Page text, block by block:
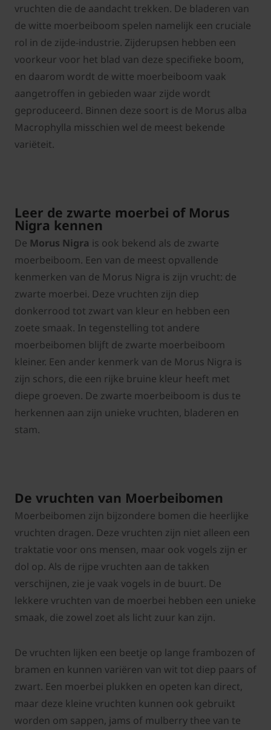
vruchten die de aandacht trekken. De bladeren van
de witte moerbeiboom spelen namelijk een cruciale
rol in de zijde-industrie. Zijderupsen hebben een
voorkeur voor het blad van deze specifieke boom,
en daarom wordt de witte moerbeiboom vaak
aangetroffen in gebieden waar zijde wordt
geproduceerd. Binnen deze soort is de Morus alba
Macrophylla misschien wel de meest bekende
variëteit.
Leer de zwarte moerbei of Morus
Nigra kennen
De Morus Nigra is ook bekend als de zwarte
moerbeiboom. Een van de meest opvallende
kenmerken van de Morus Nigra is zijn vrucht: de
zwarte moerbei. Deze vruchten zijn diep
donkerrood tot zwart van kleur en hebben een
zoete smaak. In tegenstelling tot andere
moerbeibomen blijft de zwarte moerbeiboom
kleiner. Een ander kenmerk van de Morus Nigra is
zijn schors, die een rijke bruine kleur heeft met
diepe groeven. De zwarte moerbeiboom is dus te
herkennen aan zijn unieke vruchten, bladeren en
stam.
De vruchten van Moerbeibomen
Moerbeibomen zijn bijzondere bomen die heerlijke
vruchten dragen. Deze vruchten zijn niet alleen een
traktatie voor ons mensen, maar ook vogels zijn er
dol op. Als de rijpe vruchten aan de takken
verschijnen, zie je vaak vogels in de buurt. De
lekkere vruchten van de moerbei hebben een unieke
smaak, die zowel zoet als licht zuur kan zijn.
De vruchten lijken een beetje op lange frambozen of
bramen en kunnen variëren van wit tot diep paars of
zwart. Een moerbei plukken en opeten kan direct,
maar deze kleine vruchten kunnen ook gebruikt
worden om sappen, jams of mulberry thee van te